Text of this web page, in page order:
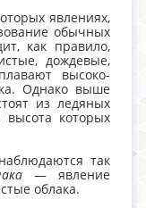
явлениях,
обычных
как правило,
дождевые,
высоко-
Однако выше
из ледяных
высота которых
так
— явление
облака.